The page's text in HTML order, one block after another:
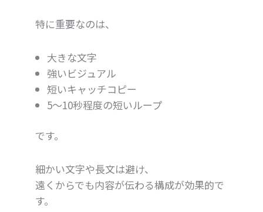
特に重要なのは、
大きな文字
強いビジュアル
短いキャッチコピー
5〜10秒程度の短いループ
です。
細かい文字や長文は避け、
遠くからでも内容が伝わる構成が効果的で
す。